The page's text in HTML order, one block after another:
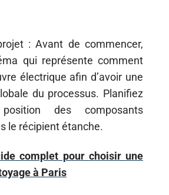
: Avant de commencer,
qui représente comment
électrique afin d’avoir une
du processus. Planifiez
des composants
le récipient étanche.
complet pour choisir une
à Paris